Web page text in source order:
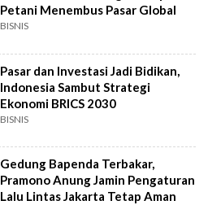
Petani Menembus Pasar Global
BISNIS
Pasar dan Investasi Jadi Bidikan,
Indonesia Sambut Strategi
Ekonomi BRICS 2030
BISNIS
Gedung Bapenda Terbakar,
Pramono Anung Jamin Pengaturan
Lalu Lintas Jakarta Tetap Aman